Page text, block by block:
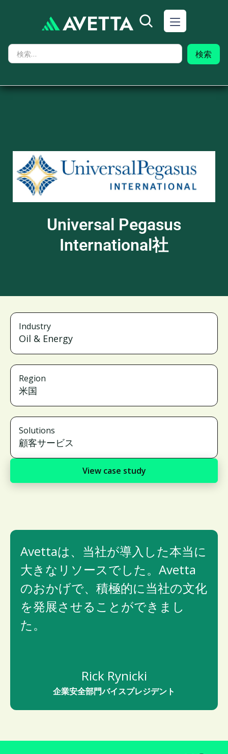
Universal Pegasus
International社
Industry
Oil & Energy
Region
米国
Solutions
顧客サービス
View case study
Avettaは、当社が導入した本当に
大きなリソースでした。Avetta
のおかげで、積極的に当社の文化
を発展させることができまし
た。
Rick Rynicki
企業安全部門バイスプレジデント